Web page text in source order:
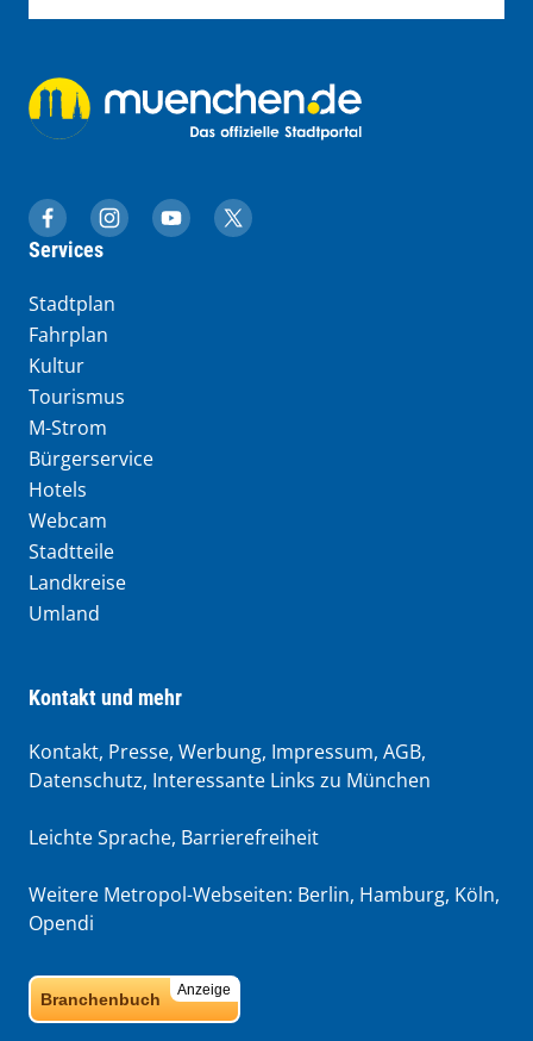
muenchen.de auf Facebook
muenchen.de auf Instagram
muenchen.de auf YouTube
muenchen.de auf X
Services
Stadtplan
Fahrplan
Kultur
Tourismus
M-Strom
Bürgerservice
Hotels
Webcam
Stadtteile
Landkreise
Umland
Kontakt und mehr
Kontakt, Presse, Werbung, Impressum, AGB,
Datenschutz, Interessante Links zu München
Leichte Sprache, Barrierefreiheit
Weitere Metropol-Webseiten: Berlin, Hamburg, Köln,
Opendi
Anzeige
Branchenbuch